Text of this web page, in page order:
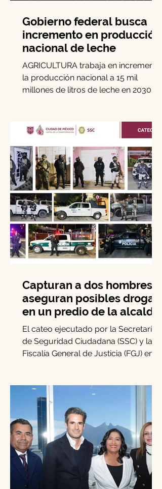
Gobierno federal busca
incremento en producción
nacional de leche
AGRICULTURA trabaja en incrementar
decir, 15 por ciento más de la...
Capturan a dos hombres y
aseguran posibles drogas
en un predio de la alcaldía
Benito Juárez
El cateo ejecutado por la Secretaría
Benito Juárez permitió la...